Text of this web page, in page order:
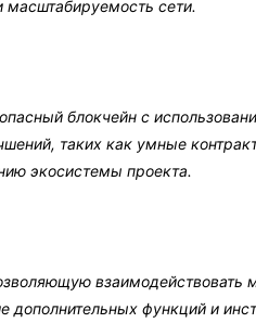
масштабируемость сети.
блокчейн с
таких как умные
экосистемы проекта.
дополнительных функций и